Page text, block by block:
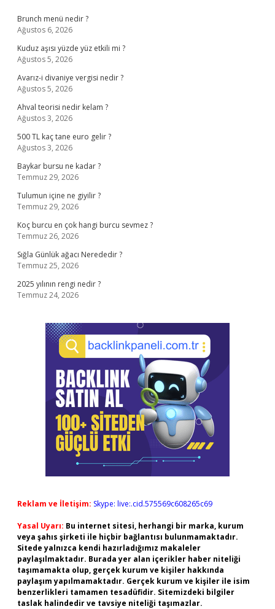
Brunch menü nedir ?
Ağustos 6, 2026
Kuduz aşısı yüzde yüz etkili mi ?
Ağustos 5, 2026
Avarız-i divaniye vergisi nedir ?
Ağustos 5, 2026
Ahval teorisi nedir kelam ?
Ağustos 3, 2026
500 TL kaç tane euro gelir ?
Ağustos 3, 2026
Baykar bursu ne kadar ?
Temmuz 29, 2026
Tulumun içine ne giyilir ?
Temmuz 29, 2026
Koç burcu en çok hangi burcu sevmez ?
Temmuz 26, 2026
Sığla Günlük ağacı Nerededir ?
Temmuz 25, 2026
2025 yılının rengi nedir ?
Temmuz 24, 2026
Reklam ve İletişim: Skype: live:.cid.575569c608265c69
Yasal Uyarı: Bu internet sitesi, herhangi bir marka, kurum
veya şahıs şirketi ile hiçbir bağlantısı bulunmamaktadır.
Sitede yalnızca kendi hazırladığımız makaleler
paylaşılmaktadır. Burada yer alan içerikler haber niteliği
taşımamakta olup, gerçek kurum ve kişiler hakkında
paylaşım yapılmamaktadır. Gerçek kurum ve kişiler ile isim
benzerlikleri tamamen tesadüfidir. Sitemizdeki bilgiler
taslak halindedir ve tavsiye niteliği taşımazlar.